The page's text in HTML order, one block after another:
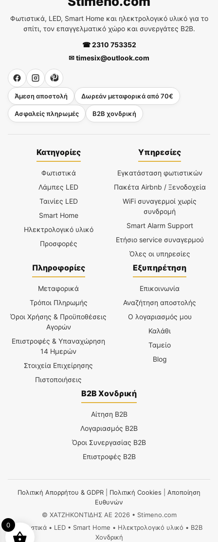
Φωτιστικά, LED, Smart Home και ηλεκτρολογικό υλικό για το
σπίτι, τον επαγγελματικό χώρο και συνεργάτες B2B.
☎ 2310 753352
✉ timesix@outlook.com
Άμεση αποστολή Δωρεάν μεταφορικά από 70€
Ασφαλείς πληρωμές B2B χονδρική
Κατηγορίες
Φωτιστικά
Λάμπες LED
Ταινίες LED
Smart Home
Ηλεκτρολογικό υλικό
Προσφορές
Υπηρεσίες
Εγκατάσταση φωτιστικών
Πακέτα Airbnb / Ξενοδοχεία
WiFi συναγερμοί χωρίς
συνδρομή
Smart Alarm Support
Ετήσιο service συναγερμού
Όλες οι υπηρεσίες
Πληροφορίες
Μεταφορικά
Τρόποι Πληρωμής
Όροι Χρήσης & Προϋποθέσεις
Αγορών
Επιστροφές & Υπαναχώρηση
14 Ημερών
Στοιχεία Επιχείρησης
Πιστοποιήσεις
Εξυπηρέτηση
Επικοινωνία
Αναζήτηση αποστολής
Ο λογαριασμός μου
Καλάθι
Ταμείο
Blog
B2B Χονδρική
Αίτηση B2B
Λογαριασμός B2B
Όροι Συνεργασίας B2B
Επιστροφές B2B
Πολιτική Απορρήτου & GDPR Πολιτική Cookies
Αποποίηση
Ευθυνών
© ΧΑΤΖΗΚΟΝΤΙΔΗΣ ΑΕ 2026 • Stimeno.com
Φωτιστικά • LED • Smart Home • Ηλεκτρολογικό υλικό • B2B
Χονδρική
0